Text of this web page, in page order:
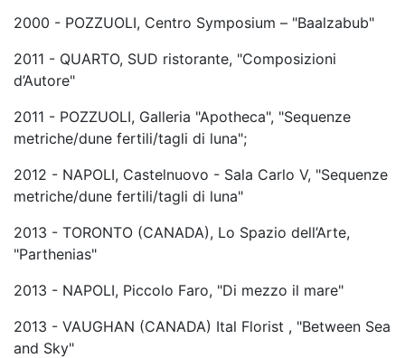
2000 - POZZUOLI, Centro Symposium – "Baalzabub"
2011 - QUARTO, SUD ristorante, "Composizioni
d’Autore"
2011 - POZZUOLI, Galleria "Apotheca", "Sequenze
metriche/dune fertili/tagli di luna";
2012 - NAPOLI, Castelnuovo - Sala Carlo V, "Sequenze
metriche/dune fertili/tagli di luna"
2013 - TORONTO (CANADA), Lo Spazio dell’Arte,
"Parthenias"
2013 - NAPOLI, Piccolo Faro, "Di mezzo il mare"
2013 - VAUGHAN (CANADA) Ital Florist , "Between Sea
and Sky"